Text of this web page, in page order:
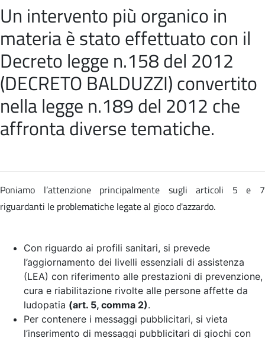
Un intervento più organico in
materia è stato effettuato con il
Decreto legge n.158 del 2012
(DECRETO BALDUZZI) convertito
nellalegge n.189 del 2012 che
affronta diverse tematiche.
Poniamo l’attenzione principalmente sugli articoli 5 e 7
riguardanti le problematiche legate al gioco d'azzardo.
Con riguardo ai profili sanitari, si prevede
l’aggiornamento dei livelli essenziali di assistenza
(LEA) con riferimento alle prestazioni di prevenzione,
cura e riabilitazione rivolte alle persone affette da
ludopatia (art. 5, comma 2).
Per contenere i messaggi pubblicitari, si vieta
l’inserimento di messaggi pubblicitari di giochi con